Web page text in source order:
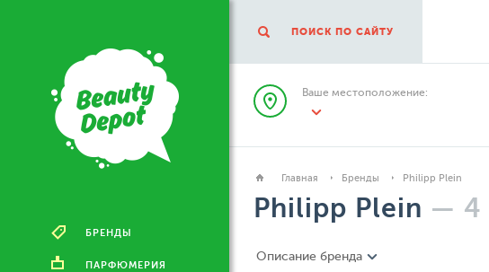
БРЕНДЫ
ПАРФЮМЕРИЯ
ПОИСК ПО САЙТУ
Ваше местоположение:
Главная Бренды Philipp Plein
Philipp Plein — 4
Описание бренда